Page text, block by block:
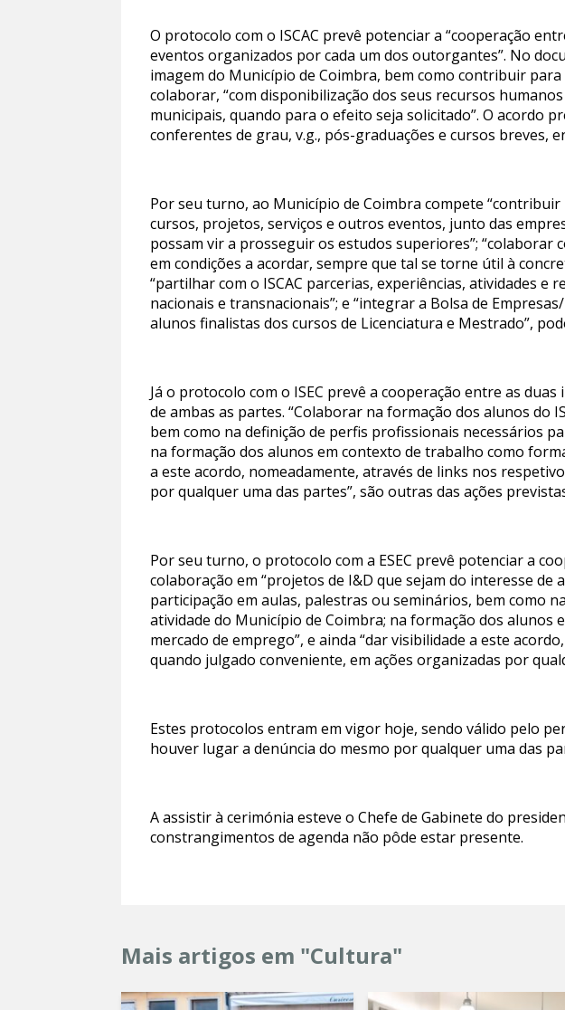
O protocolo com o ISCAC prevê potenciar a “cooperação
eventos organizados por cada um dos outorgantes”. No
imagem do Município de Coimbra, bem como contribuir
colaborar, “com disponibilização dos seus recursos
municipais, quando para o efeito seja solicitado”. O acordo
conferentes de grau, v.g., pós-graduações e cursos breves,
Por seu turno, ao Município de Coimbra compete
cursos, projetos, serviços e outros eventos, junto das
possam vir a prosseguir os estudos superiores”; “colaborar
em condições a acordar, sempre que tal se torne útil à
“partilhar com o ISCAC parcerias, experiências, atividades
nacionais e transnacionais”; e “integrar a Bolsa de
alunos finalistas dos cursos de Licenciatura e Mestrado”,
Já o protocolo com o ISEC prevê a cooperação entre as
de ambas as partes. “Colaborar na formação dos alunos do
bem como na definição de perfis profissionais necessários
na formação dos alunos em contexto de trabalho como
a este acordo, nomeadamente, através de links nos
por qualquer uma das partes”, são outras das ações
Por seu turno, o protocolo com a ESEC prevê potenciar a
colaboração em “projetos de I&D que sejam do interesse de
participação em aulas, palestras ou seminários, bem como
atividade do Município de Coimbra; na formação dos
mercado de emprego”, e ainda “dar visibilidade a este
quando julgado conveniente, em ações organizadas por
Estes protocolos entram em vigor hoje, sendo válido pelo
houver lugar a denúncia do mesmo por qualquer uma das
A assistir à cerimónia esteve o Chefe de Gabinete do
constrangimentos de agenda não pôde estar presente.
Mais artigos em "Cultura"